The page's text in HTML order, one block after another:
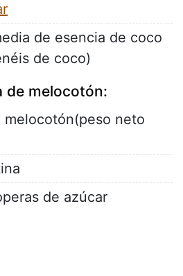
de esencia de coco
de coco)
de melocotón:
melocotón(peso neto
de azúcar